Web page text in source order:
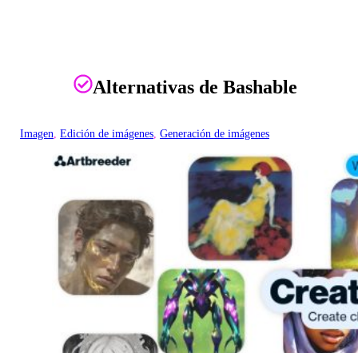
Alternativas de Bashable
Imagen, Edición de imágenes, Generación de imágenes